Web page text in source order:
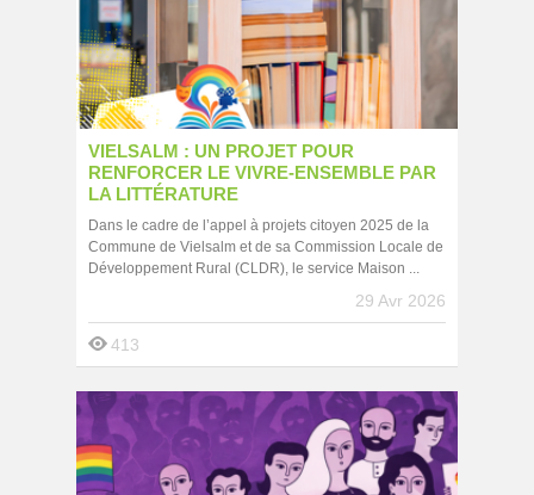
VIELSALM : UN PROJET POUR
RENFORCER LE VIVRE-ENSEMBLE PAR
LA LITTÉRATURE
Dans le cadre de l’appel à projets citoyen 2025 de la
Commune de Vielsalm et de sa Commission Locale de
Développement Rural (CLDR), le service Maison ...
29 Avr 2026
413